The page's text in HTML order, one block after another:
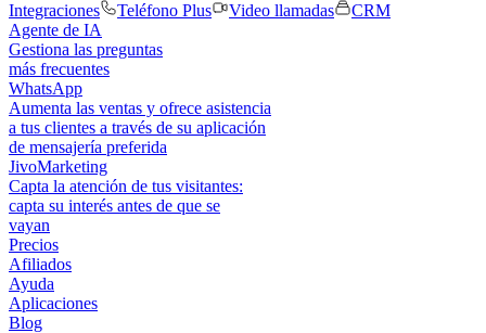
Integraciones
Teléfono Plus Video llamadas
CRM
Agente de IA
Gestiona las preguntas
más frecuentes
WhatsApp
Aumenta las ventas y ofrece asistencia
a tus clientes a través de su aplicación
de mensajería preferida
JivoMarketing
Capta la atención de tus visitantes:
capta su interés antes de que se
vayan
Precios
Afiliados
Ayuda
Aplicaciones
Blog